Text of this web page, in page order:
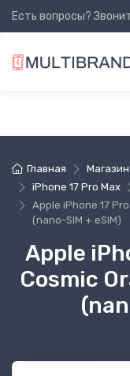
Есть вопросы?
Главная Магазин
iPhone 17 Pro Max
Apple iPhone 17
(nano-SIM + eSIM)
Apple
Cosmic